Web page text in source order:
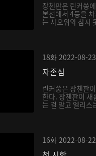
장첸판은 린커쑹
본선에서 4등을
는 샤오위와 참지
18화 2022-08-23
자존심
린커쑹은 장첸판
한다. 장첸판이 새
는 걸 알고 엘리스
16화 2022-08-22